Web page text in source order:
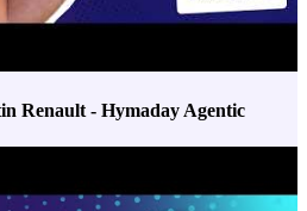
Renault - Hymaday Agentic